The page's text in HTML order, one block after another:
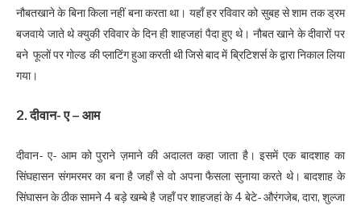
नौबतखाने के बिना किला नहीं बना करता था। यहाँ हर रविवार को सुबह से शाम तक ड्रम
बजवाये जाते थे क्युकी रविवार के दिन ही शाहजहां पैदा हुए थे। नौबत खाने के दीवारों पर
बने फूलों पर गोल्ड की प्लाटिंग हुआ करती थी जिसे बाद में ब्रिटिशर्स के द्वारा निकाल लिया
गया।
2. दीवान- ए – आम
दीवान- ए- आम को पुराने ज़माने की अदालत कहा जाता है। इसमें एक बादशाह का
सिंघहासन संगमरमर का बना है जहाँ से वो अपना फैसला सुनाया करते थे। बादशाह के
सिंघासन के ठीक सामने 4 बड़े खम्बे है जहाँ पर शाहजहां के 4 बेटे- औरंगजेब, दारा, शुल्जा